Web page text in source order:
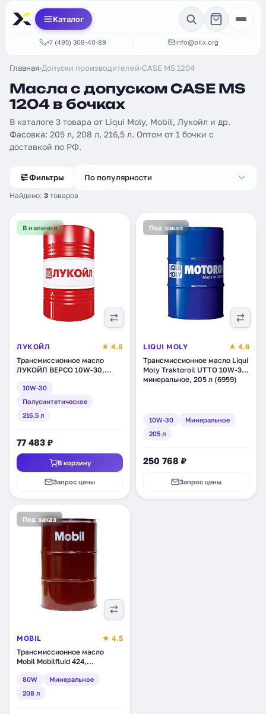
Каталог
+7 (495) 308-40-89 info@oilx.org
Главная›Допуски производителей›CASE MS 1204
Масла с допуском CASE MS
1204 в бочках
В каталоге 3 товара от Liqui Moly, Mobil, Лукойл и др.
Фасовка: 205 л, 208 л, 216,5 л. Оптом от 1 бочки с
доставкой по РФ.
Фильтры
Найдено: 3 товаров
По популярности
В наличии
ЛУКОЙЛ
★ 4.8
Трансмиссионное масло
ЛУКОЙЛ ВЕРСО 10W-30,
(212621)
10W-30
Полусинтетическое
216,5 л
77 483 ₽
В корзину
Запрос цены
Под заказ
LIQUI MOLY
★ 4.6
Трансмиссионное масло Liqui
Moly Traktoroil UTTO 10W-30,
минеральное, 205 л (6959)
10W-30
Минеральное
205 л
250 768 ₽
Запрос цены
Под заказ
MOBIL
★ 4.5
Трансмиссионное масло
Mobil Mobilfluid 424,
80W
Минеральное
208 л